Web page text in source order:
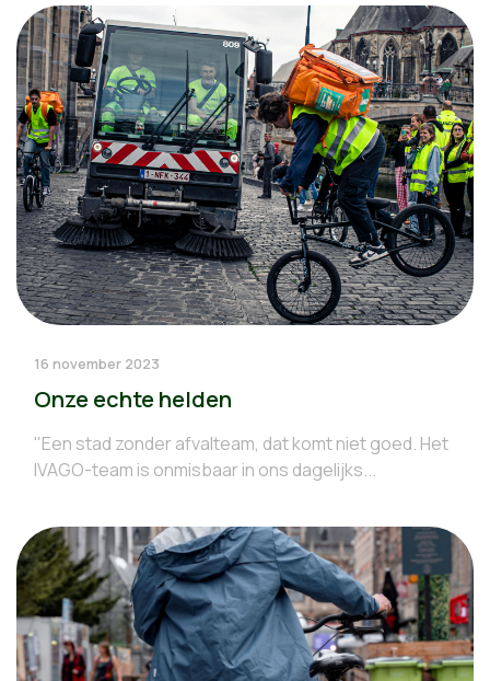
16 november 2023
Onze echte helden
"Een stad zonder afvalteam, dat komt niet goed. Het
IVAGO-team is onmisbaar in ons dagelijks...